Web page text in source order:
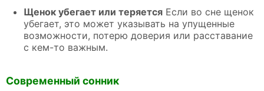
Щенок убегает или теряется Если во сне щенок
убегает, это может указывать на упущенные
возможности, потерю доверия или расставание
с кем-то важным.
Современный сонник